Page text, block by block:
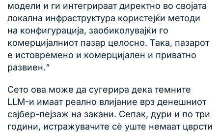
модели и ги интегрираат директно во својата
локална инфраструктура користејќи методи
на конфигурација, заобиколувајќи го
комерцијалниот пазар целосно. Така, пазарот
е истовремено и комерцијален и приватно
развиен.“
Сето ова може да сугерира дека темните
LLM-и имаат реално влијание врз денешниот
сајбер-пејзаж на закани. Сепак, дури и по три
години, истражувачите сè уште немаат цврсти